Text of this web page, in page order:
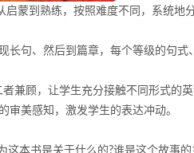
启蒙到熟练，按照难度不同，系统地
长句、然后到篇章，每个等级的句
者兼顾，让学生充分接触不同形式的
审美感知，激发学生的表达冲动。